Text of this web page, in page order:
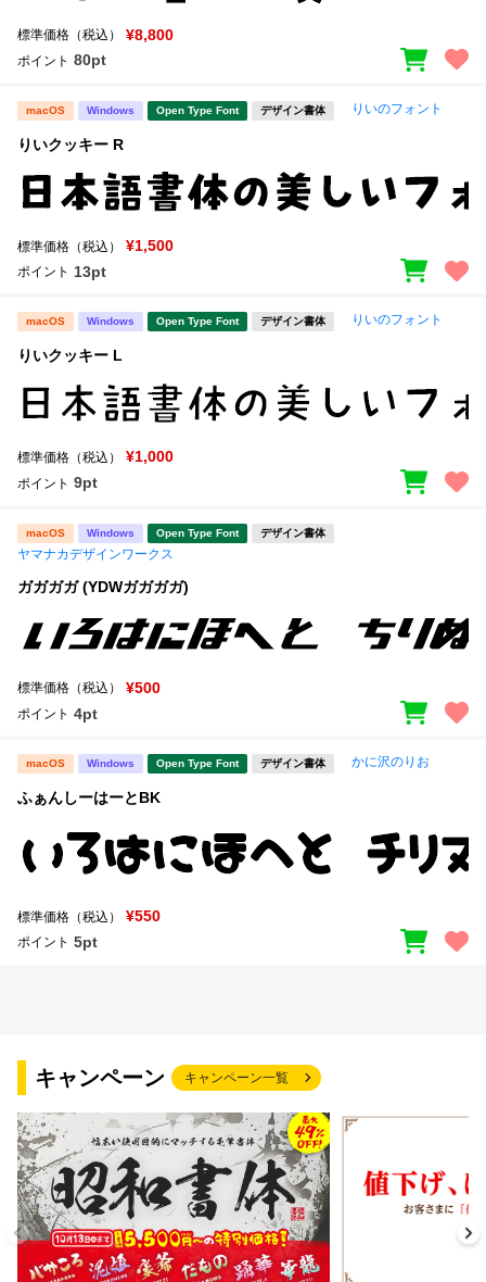
標準価格（税込） ¥8,800
ポイント 80pt
macOS Windows Open Type Font デザイン書体 りいのフォント
りいクッキー R
標準価格（税込） ¥1,500
ポイント 13pt
macOS Windows Open Type Font デザイン書体 りいのフォント
りいクッキー L
標準価格（税込） ¥1,000
ポイント 9pt
macOS Windows Open Type Font デザイン書体
ヤマナカデザインワークス
ガガガガ (YDWガガガガ)
標準価格（税込） ¥500
ポイント 4pt
macOS Windows Open Type Font デザイン書体 かに沢のりお
ふぁんしーはーとBK
標準価格（税込） ¥550
ポイント 5pt
キャンペーン キャンペーン一覧